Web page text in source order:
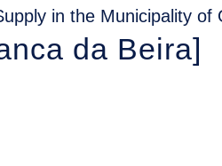
in the Municipality of
da Beira]